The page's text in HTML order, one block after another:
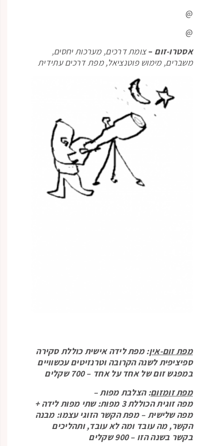
@
@
אסטרו-זום –צומת דרכים, מערכות יחסים,
משברים, מימוש פוטנציאל, מפת דרכים עתידית
מפת זום-אין: מפת לידה אישית כוללת סקירה
ספיציפית לשנה הקרובה וטרנזיטים עכשוויים
במפגש זום של אחד על אחד – 700 שקלים
מפת זומזום: הצלבת מפות –
מפה זוגית הכוללת 3 מפות: שתי מפות לידה +
מפה שלישית – מפת הקשר הזוגי עצמו: מבנה
הקשר, מה עובד ומה לא עובד, ותהליכים
בקשר בשנה הזו – 900 שקלים